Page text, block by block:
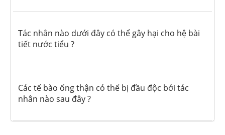
Tác nhân nào dưới đây có thể gây hại cho hệ bài
tiết nước tiểu ?
Các tế bào ống thận có thể bị đầu độc bởi tác
nhân nào sau đây ?